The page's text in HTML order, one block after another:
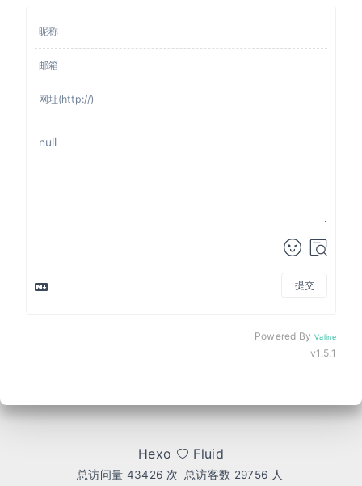
提交
Powered ByValine
v1.5.1
Hexo Fluid
总访问量 43426 次 总访客数 29756 人